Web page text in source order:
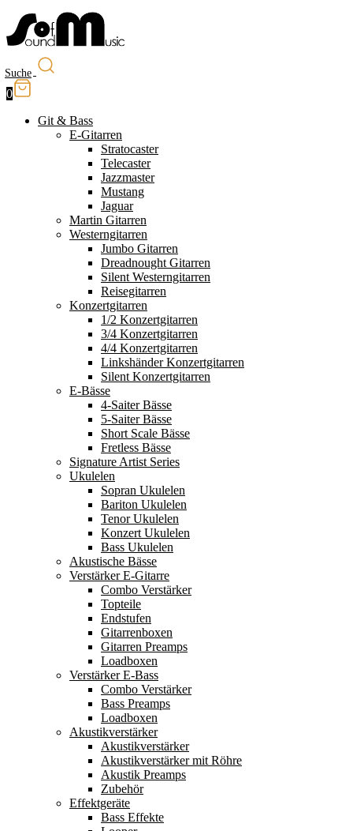
Suche
0
Git & Bass
E-Gitarren
Stratocaster
Telecaster
Jazzmaster
Mustang
Jaguar
Martin Gitarren
Westerngitarren
Jumbo Gitarren
Dreadnought Gitarren
Silent Westerngitarren
Reisegitarren
Konzertgitarren
1/2 Konzertgitarren
3/4 Konzertgitarren
4/4 Konzertgitarren
Linkshänder Konzertgitarren
Silent Konzertgitarren
E-Bässe
4-Saiter Bässe
5-Saiter Bässe
Short Scale Bässe
Fretless Bässe
Signature Artist Series
Ukulelen
Sopran Ukulelen
Bariton Ukulelen
Tenor Ukulelen
Konzert Ukulelen
Bass Ukulelen
Akustische Bässe
Verstärker E-Gitarre
Combo Verstärker
Topteile
Endstufen
Gitarrenboxen
Gitarren Preamps
Loadboxen
Verstärker E-Bass
Combo Verstärker
Bass Preamps
Loadboxen
Akustikverstärker
Akustikverstärker
Akustikverstärker mit Röhre
Akustik Preamps
Zubehör
Effektgeräte
Bass Effekte